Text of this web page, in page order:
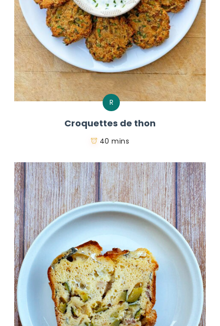
R
Croquettes de thon
40 mins